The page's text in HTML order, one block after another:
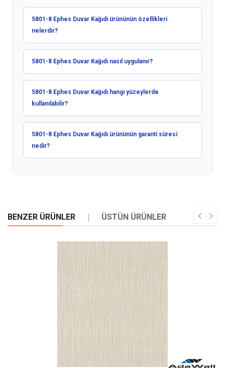
5801-8 Ephes Duvar Kağıdı ürününün özellikleri
nelerdir?
5801-8 Ephes Duvar Kağıdı nasıl uygulanır?
5801-8 Ephes Duvar Kağıdı hangi yüzeylerde
kullanılabilir?
5801-8 Ephes Duvar Kağıdı ürününün garanti süresi
nedir?
BENZER ÜRÜNLER ÜSTÜN ÜRÜNLER